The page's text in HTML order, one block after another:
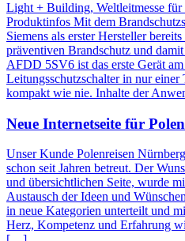
Light + Building, Weltleitmesse
Produktinfos Mit dem
Siemens als erster Hersteller
präventiven Brandschutz und
AFDD 5SV6 ist das erste Gerät
Leitungsschutzschalter in nur
kompakt wie nie. Inhalte der
Neue Internetseite für
Unser Kunde Polenreisen
schon seit Jahren betreut. Der
und übersichtlichen Seite, wurde
Austausch der Ideen und
in neue Kategorien unterteilt und
Herz, Kompetenz und Erfahrung